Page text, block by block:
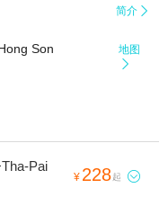
简介 
Son
地图

Pai
¥ 228起 